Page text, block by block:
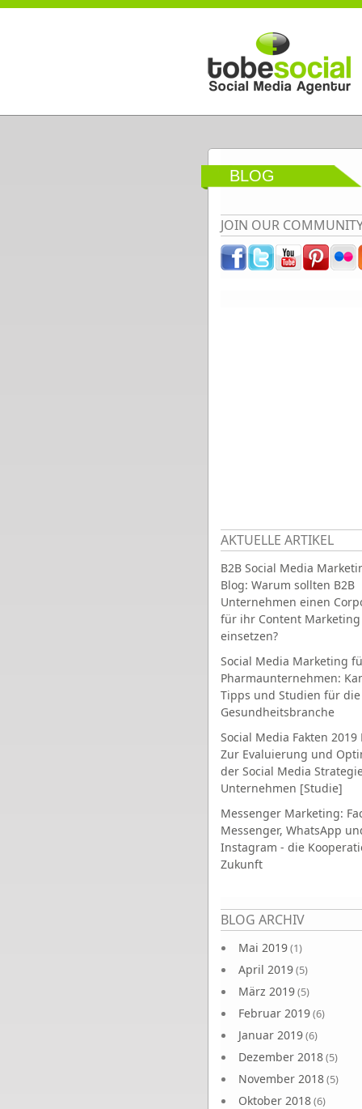
Direkt zum Inhalt
BLOG
JOIN OUR
AKTUELLE ARTIKEL
B2B Social Media
Blog: Warum sollten B2B
Unternehmen einen
für ihr Content Marketing
einsetzen?
Social Media Marketing
Pharmaunternehmen:
Tipps und Studien für die
Gesundheitsbranche
Social Media Fakten 2019
Zur Evaluierung und
der Social Media
Unternehmen [Studie]
Messenger Marketing:
Messenger, WhatsApp
Instagram - die
Zukunft
BLOG ARCHIV
Mai 2019(1)
April 2019(5)
März 2019(5)
Februar 2019(6)
Januar 2019(6)
Dezember 2018(5)
November 2018(5)
Oktober 2018(6)
Seiten